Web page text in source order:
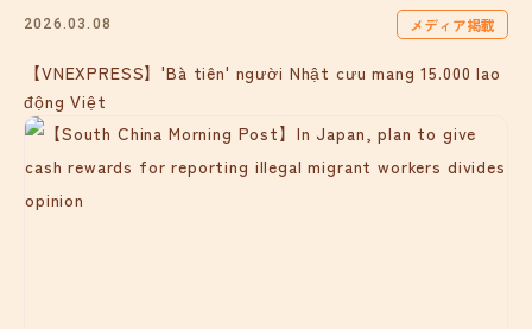
2026.03.08 メディア掲載
【VNEXPRESS】'Bà tiên' người Nhật cưu mang 15.000 lao
động Việt